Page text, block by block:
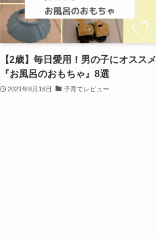
【2歳】毎日愛用！男の子にオススメ
『お風呂のおもちゃ』8選
2021年8月16日 子育てレビュー